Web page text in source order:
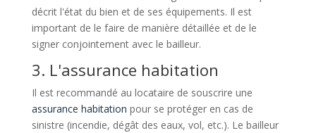
décrit l'état du bien et de ses équipements. Il est
important de le faire de manière détaillée et de le
signer conjointement avec le bailleur.
3. L'assurance habitation
Il est recommandé au locataire de souscrire une
assurance habitation pour se protéger en cas de
sinistre (incendie, dégât des eaux, vol, etc.). Le bailleur